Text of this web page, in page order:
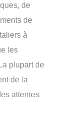
de
de
à
les
plupart de
de la
attentes